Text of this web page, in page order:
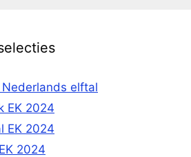
elftal
EK 2024
EK 2024
2024